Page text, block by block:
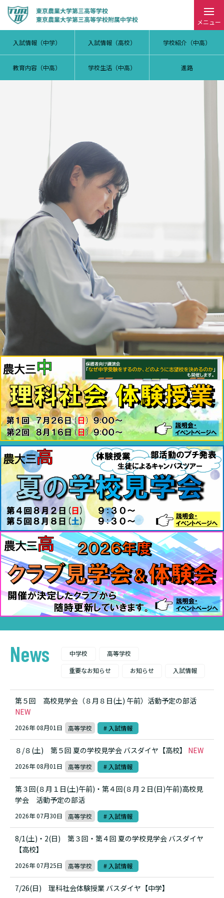
入試情報（中学） 入試情報（高校） 学校紹介（中高）
教育内容（中高） 学校生活（中高） 進路
メニュー
News 中学校
高等学校
重要なお知らせ
お知らせ 入試情報
第５回 高校見学会（８月８日(土) 午前）活動予定の部活
NEW
2026年 08月01日 高等学校 # 入試情報
８/８(土) 第５回 夏の学校見学会 バスダイヤ【高校】 NEW
2026年 08月01日 高等学校 # 入試情報
第３回(８月１日(土)午前)・第４回(８月２日(日)午前)高校見
学会 活動予定の部活
2026年 07月30日 高等学校 # 入試情報
8/1(土)・2(日) 第３回・第４回 夏の学校見学会 バスダイヤ
【高校】
2026年 07月25日 高等学校 # 入試情報
7/26(日) 理科社会体験授業 バスダイヤ【中学】